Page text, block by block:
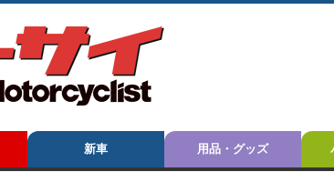
新車 用品・グッズ